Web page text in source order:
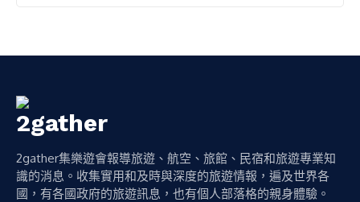
2gather集樂遊會報導旅遊、航空、旅館、民宿和旅遊專業知
識的消息。收集實用和及時與深度的旅遊情報，遍及世界各
國，有各國政府的旅遊訊息，也有個人部落格的親身體驗。